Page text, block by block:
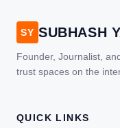
SY SUBHASH
Founder, Journalist,
trust spaces on the
QUICK LINKS